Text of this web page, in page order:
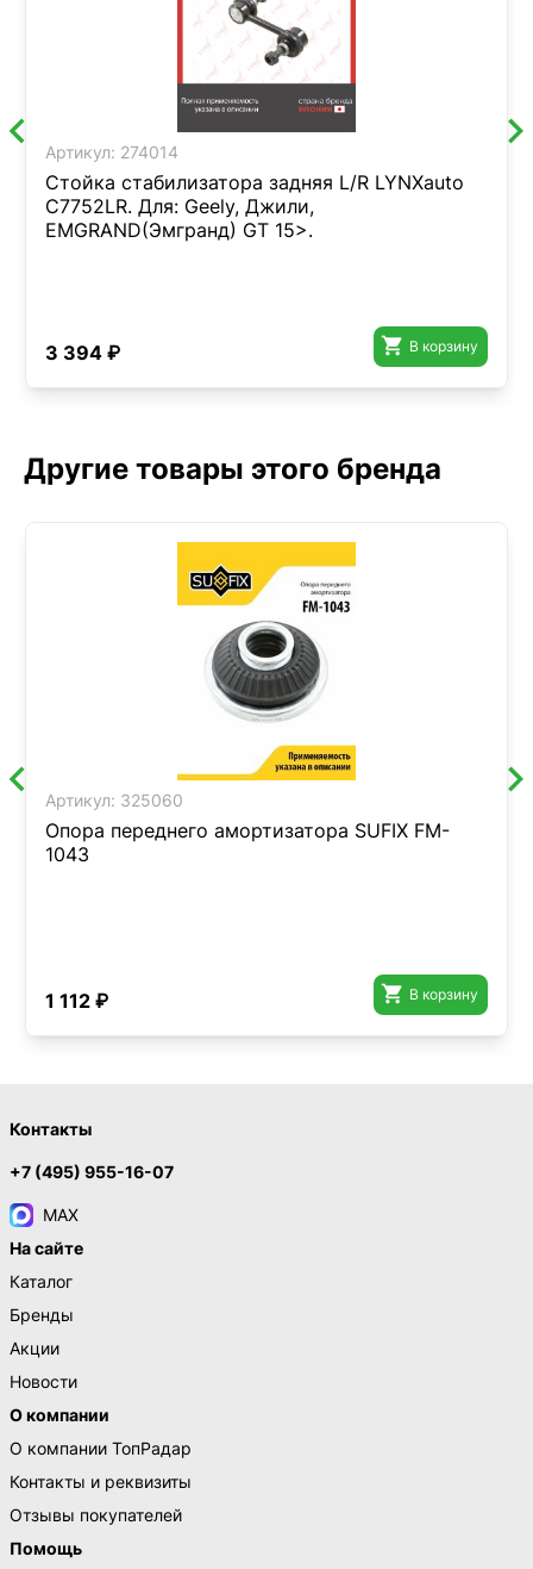
Артикул: 274014
Стойка стабилизатора задняя L/R LYNXauto
C7752LR. Для: Geely, Джили,
EMGRAND(Эмгранд) GT 15>.
3 394 ₽  В корзину
Другие товары этого бренда
Артикул: 325060
Опора переднего амортизатора SUFIX FM-
1043
1 112 ₽  В корзину
Контакты
+7 (495) 955-16-07
MAX
На сайте
Каталог
Бренды
Акции
Новости
О компании
О компании ТопРадар
Контакты и реквизиты
Отзывы покупателей
Помощь